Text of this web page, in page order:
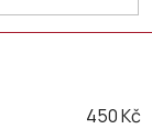
450Kč